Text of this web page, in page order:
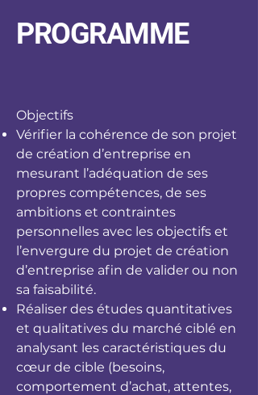
PROGRAMME
Objectifs
Vérifier la cohérence de son projet
de création d’entreprise en
mesurant l’adéquation de ses
propres compétences, de ses
ambitions et contraintes
personnelles avec les objectifs et
l’envergure du projet de création
d’entreprise afin de valider ou non
sa faisabilité.
Réaliser des études quantitatives
et qualitatives du marché ciblé en
analysant les caractéristiques du
cœur de cible (besoins,
comportement d’achat, attentes,